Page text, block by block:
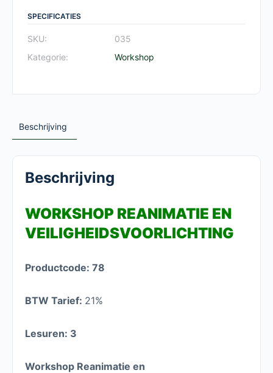
SPECIFICATIES
SKU:
035
Kategorie:
Workshop
Beschrijving
Beschrijving
WORKSHOP REANIMATIE EN
VEILIGHEIDSVOORLICHTING
Productcode: 78
BTW Tarief: 21%
Lesuren: 3
Workshop Reanimatie en